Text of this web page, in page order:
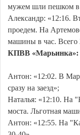
мужем шли пешком в
Александр: «12:16.
проедем. На
машины в час.
КПВВ «Марьинка»:
Антон: «12:02. В
сразу на заезд»;
Наталья: «12:10. На
моста. Льготная
Антон: «12:55. На